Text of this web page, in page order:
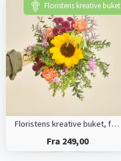
Floristens kreative buket
Floristens kreative buket, farverige nuancer
Fra 249,00